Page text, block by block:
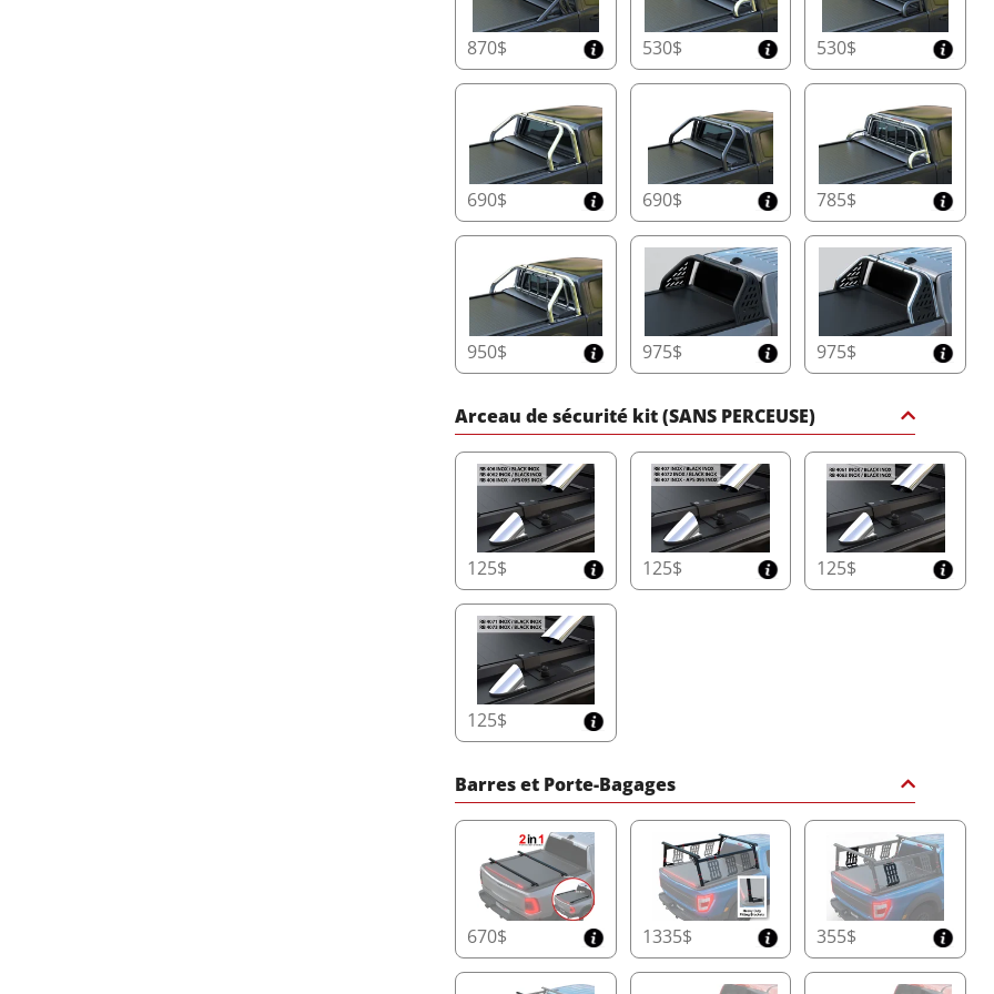
870$ 530$ 530$
690$ 690$ 785$
950$ 975$ 975$
Arceau de sécurité kit (SANS PERCEUSE)
125$ 125$ 125$
125$
Barres et Porte-Bagages
670$ 1335$ 355$